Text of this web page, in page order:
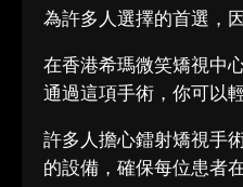
為許多人選擇的首選，
在香港希瑪微笑矯視中
通過這項手術，你可以
許多人擔心鐳射矯視手
的設備，確保每位患者